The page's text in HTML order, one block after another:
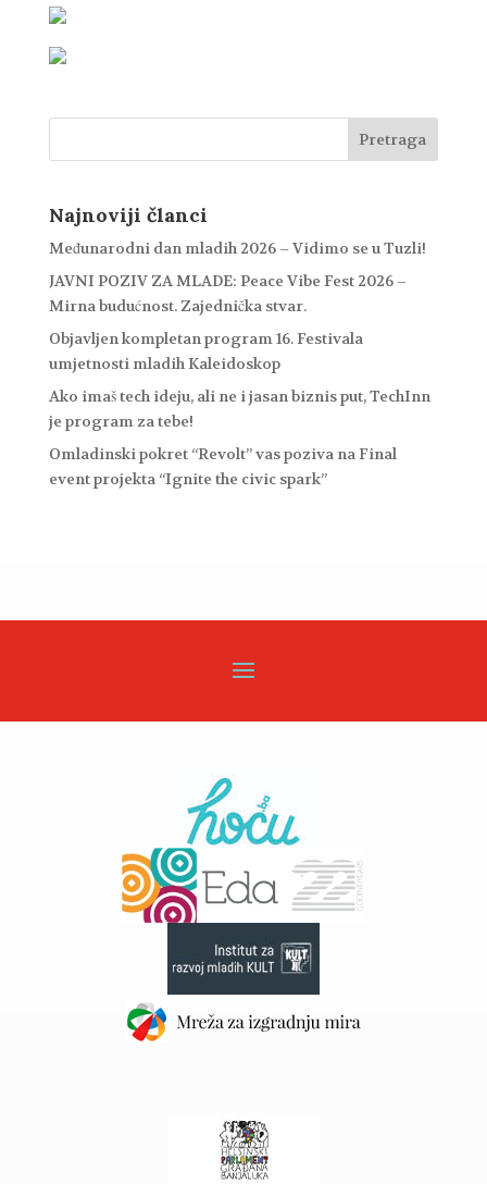
Najnoviji članci
Međunarodni dan mladih 2026 – Vidimo se u Tuzli!
JAVNI POZIV ZA MLADE: Peace Vibe Fest 2026 –
Mirna budućnost. Zajednička stvar.
Objavljen kompletan program 16. Festivala
umjetnosti mladih Kaleidoskop
Ako imaš tech ideju, ali ne i jasan biznis put, TechInn
je program za tebe!
Omladinski pokret “Revolt” vas poziva na Final
event projekta “Ignite the civic spark”